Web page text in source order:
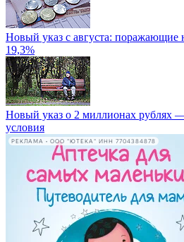
Новый указ с августа: поражающие
19,3%
Новый указ о 2 миллионах рублях
условия
РЕКЛАМА • ООО "ЮТЕКА" ИНН 7704384878